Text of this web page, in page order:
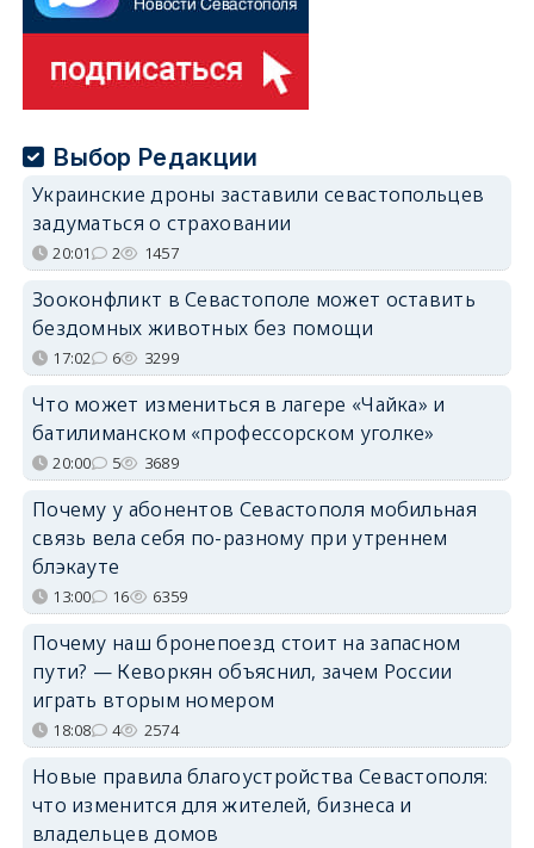
Выбор Редакции
Украинские дроны заставили севастопольцев
задуматься о страховании
20:01 2 1457
Зооконфликт в Севастополе может оставить
бездомных животных без помощи
17:02 6 3299
Что может измениться в лагере «Чайка» и
батилиманском «профессорском уголке»
20:00 5 3689
Почему у абонентов Севастополя мобильная
связь вела себя по-разному при утреннем
блэкауте
13:00 16 6359
Почему наш бронепоезд стоит на запасном
пути? — Кеворкян объяснил, зачем России
играть вторым номером
18:08 4 2574
Новые правила благоустройства Севастополя:
что изменится для жителей, бизнеса и
владельцев домов